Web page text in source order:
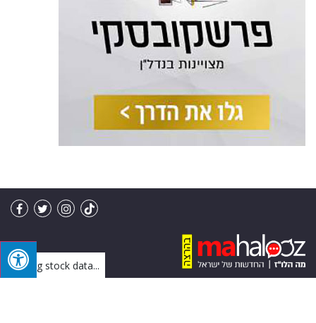
Loading stock data...